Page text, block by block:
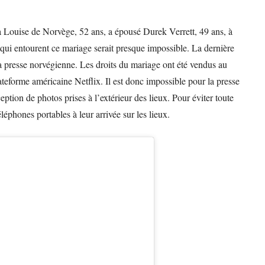
de Norvège, 52 ans, a épousé Durek Verrett, 49 ans, à
entourent ce mariage serait presque impossible. La dernière
norvégienne. Les droits du mariage ont été vendus au
américaine Netflix. Il est donc impossible pour la presse
de photos prises à l’extérieur des lieux. Pour éviter toute
portables à leur arrivée sur les lieux.